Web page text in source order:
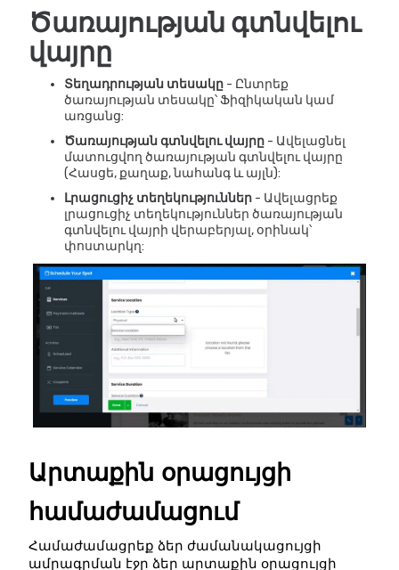
Ծառայության գտնվելու
վայրը
Տեղադրության տեսակը - Ընտրեք
ծառայության տեսակը՝ Ֆիզիկական կամ
առցանց:
Ծառայության գտնվելու վայրը - Ավելացնել
մատուցվող ծառայության գտնվելու վայրը
(Հասցե, քաղաք, նահանգ և այլն):
Լրացուցիչ տեղեկություններ - Ավելացրեք
լրացուցիչ տեղեկություններ ծառայության
գտնվելու վայրի վերաբերյալ, օրինակ՝
փոստարկղ:
Արտաքին օրացույցի
համաժամացում
Համաժամացրեք ձեր ժամանակացույցի
ամրագրման էջը ձեր արտաքին օրացույցի